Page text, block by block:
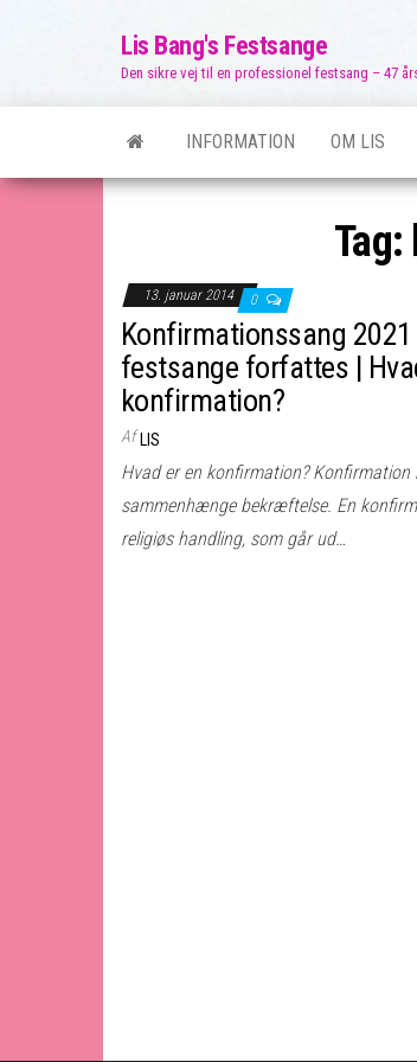
content
Lis Bang's Festsange
Den sikre vej til en professionel festsang – 47
INFORMATION OM LIS
Tag:
13. januar 2014 0
Konfirmationssang 2021
festsange forfattes |
konfirmation?
Af LIS
Hvad er en konfirmation? Konfirmation
sammenhænge bekræftelse. En
religiøs handling, som går ud…